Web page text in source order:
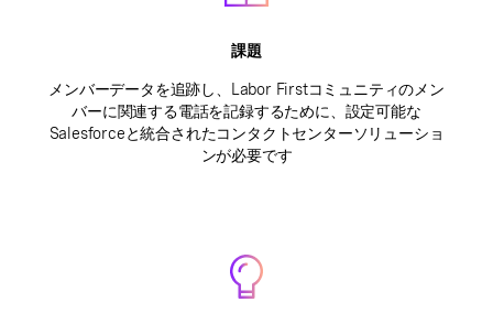
課題
メンバーデータを追跡し、Labor Firstコミュニティのメン
バーに関連する電話を記録するために、設定可能な
Salesforceと統合されたコンタクトセンターソリューショ
ンが必要です